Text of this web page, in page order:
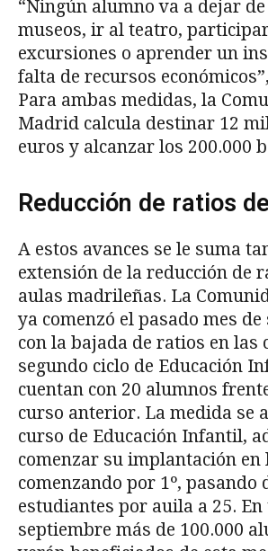
“Ningún alumno va a dejar
museos, ir al teatro,
excursiones o aprender un
falta de recursos
Para ambas medidas, la
Madrid calcula destinar 12
euros y alcanzar los 200.000
Reducción de ratios
A estos avances se le suma
extensión de la reducción de
aulas madrileñas. La
ya comenzó el pasado mes
con la bajada de ratios en las
segundo ciclo de Educación
cuentan con 20 alumnos
curso anterior. La medida se
curso de Educación Infantil,
comenzar su implantación en
comenzando por 1º, pasando
estudiantes por auila a 25. En
septiembre más de 100.000